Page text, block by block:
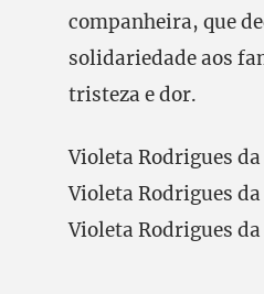
companheira, que
solidariedade aos
tristeza e dor.
Violeta Rodrigues
Violeta Rodrigues
Violeta Rodrigues